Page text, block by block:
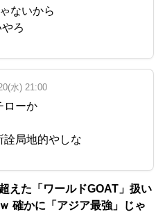
ないから
ろ
水) 21:00
ローか
詮局地的やしな
えた「ワールドGOAT」扱い
確かに「アジア最強」じゃ